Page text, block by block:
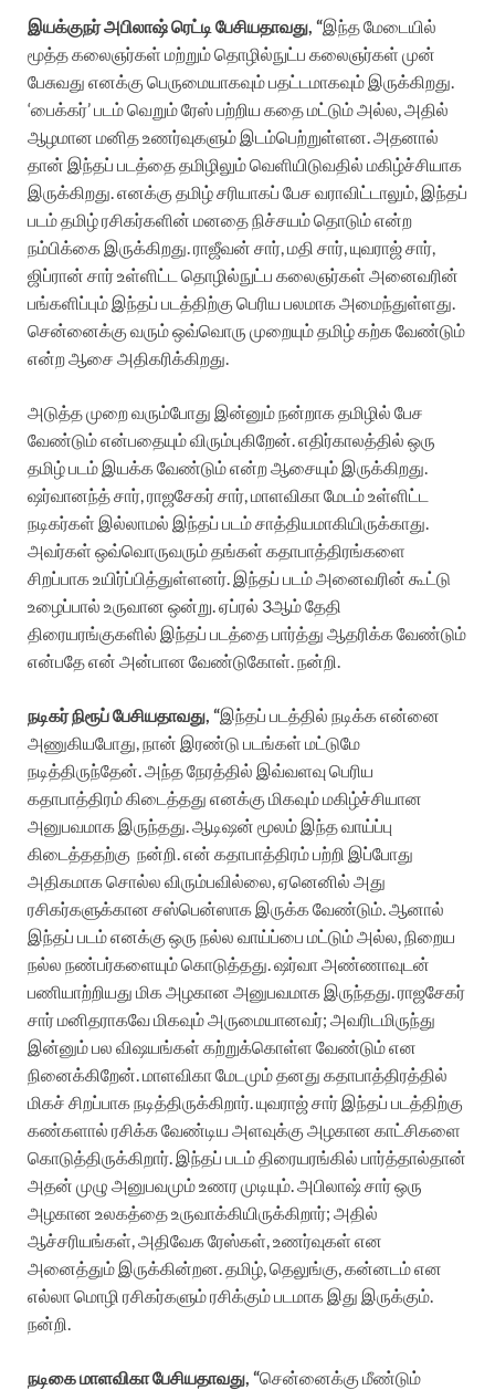
இயக்குநர் அபிலாஷ் ரெட்டி பேசியதாவது, “இந்த மேடையில்
மூத்த கலைஞர்கள் மற்றும் தொழில்நுட்ப கலைஞர்கள் முன்
பேசுவது எனக்கு பெருமையாகவும் பதட்டமாகவும் இருக்கிறது.
‘பைக்கர்’ படம் வெறும் ரேஸ் பற்றிய கதை மட்டும் அல்ல, அதில்
ஆழமான மனித உணர்வுகளும் இடம்பெற்றுள்ளன. அதனால்
தான் இந்தப் படத்தை தமிழிலும் வெளியிடுவதில் மகிழ்ச்சியாக
இருக்கிறது. எனக்கு தமிழ் சரியாகப் பேச வராவிட்டாலும், இந்தப்
படம் தமிழ் ரசிகர்களின் மனதை நிச்சயம் தொடும் என்ற
நம்பிக்கை இருக்கிறது. ராஜீவன் சார், மதி சார், யுவராஜ் சார்,
ஜிப்ரான் சார் உள்ளிட்ட தொழில்நுட்ப கலைஞர்கள் அனைவரின்
பங்களிப்பும் இந்தப் படத்திற்கு பெரிய பலமாக அமைந்துள்ளது.
சென்னைக்கு வரும் ஒவ்வொரு முறையும் தமிழ் கற்க வேண்டும்
என்ற ஆசை அதிகரிக்கிறது.
அடுத்த முறை வரும்போது இன்னும் நன்றாக தமிழில் பேச
வேண்டும் என்பதையும் விரும்புகிறேன். எதிர்காலத்தில் ஒரு
தமிழ் படம் இயக்க வேண்டும் என்ற ஆசையும் இருக்கிறது.
ஷர்வானந்த் சார், ராஜசேகர் சார், மாளவிகா மேடம் உள்ளிட்ட
நடிகர்கள் இல்லாமல் இந்தப் படம் சாத்தியமாகியிருக்காது.
அவர்கள் ஒவ்வொருவரும் தங்கள் கதாபாத்திரங்களை
சிறப்பாக உயிர்ப்பித்துள்ளனர். இந்தப் படம் அனைவரின் கூட்டு
உழைப்பால் உருவான ஒன்று. ஏப்ரல் 3ஆம் தேதி
திரையரங்குகளில் இந்தப் படத்தை பார்த்து ஆதரிக்க வேண்டும்
என்பதே என் அன்பான வேண்டுகோள். நன்றி.
நடிகர் நிரூப் பேசியதாவது, “இந்தப் படத்தில் நடிக்க என்னை
அணுகியபோது, நான் இரண்டு படங்கள் மட்டுமே
நடித்திருந்தேன். அந்த நேரத்தில் இவ்வளவு பெரிய
கதாபாத்திரம் கிடைத்தது எனக்கு மிகவும் மகிழ்ச்சியான
அனுபவமாக இருந்தது. ஆடிஷன் மூலம் இந்த வாய்ப்பு
கிடைத்ததற்கு நன்றி. என் கதாபாத்திரம் பற்றி இப்போது
அதிகமாக சொல்ல விரும்பவில்லை, ஏனெனில் அது
ரசிகர்களுக்கான சஸ்பென்ஸாக இருக்க வேண்டும். ஆனால்
இந்தப் படம் எனக்கு ஒரு நல்ல வாய்ப்பை மட்டும் அல்ல, நிறைய
நல்ல நண்பர்களையும் கொடுத்தது. ஷர்வா அண்ணாவுடன்
பணியாற்றியது மிக அழகான அனுபவமாக இருந்தது. ராஜசேகர்
சார் மனிதராகவே மிகவும் அருமையானவர்; அவரிடமிருந்து
இன்னும் பல விஷயங்கள் கற்றுக்கொள்ள வேண்டும் என
நினைக்கிறேன். மாளவிகா மேடமும் தனது கதாபாத்திரத்தில்
மிகச் சிறப்பாக நடித்திருக்கிறார். யுவராஜ் சார் இந்தப் படத்திற்கு
கண்களால் ரசிக்க வேண்டிய அளவுக்கு அழகான காட்சிகளை
கொடுத்திருக்கிறார். இந்தப் படம் திரையரங்கில் பார்த்தால்தான்
அதன் முழு அனுபவமும் உணர முடியும். அபிலாஷ் சார் ஒரு
அழகான உலகத்தை உருவாக்கியிருக்கிறார்; அதில்
ஆச்சரியங்கள், அதிவேக ரேஸ்கள், உணர்வுகள் என
அனைத்தும் இருக்கின்றன. தமிழ், தெலுங்கு, கன்னடம் என
எல்லா மொழி ரசிகர்களும் ரசிக்கும் படமாக இது இருக்கும்.
நன்றி.
நடிகை மாளவிகா பேசியதாவது, “சென்னைக்கு மீண்டும்